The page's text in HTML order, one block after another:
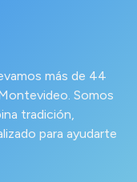
más de 44
Somos
tradición,
para ayudarte